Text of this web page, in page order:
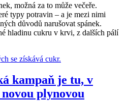
možná za to může večeře.
typy potravin – a je mezi nimi
důvodů narušovat spánek.
hladinu cukru v krvi, z dalších pálí
kampaň je tu, v
plynovou